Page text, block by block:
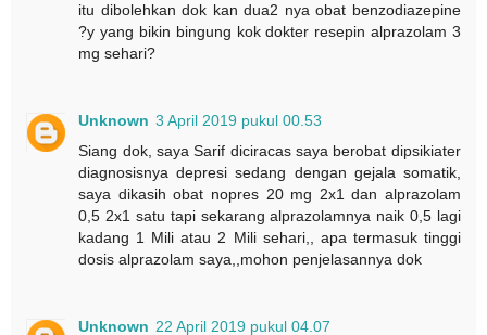
itu dibolehkan dok kan dua2 nya obat benzodiazepine
?y yang bikin bingung kok dokter resepin alprazolam 3
mg sehari?
Unknown 3 April 2019 pukul 00.53
Siang dok, saya Sarif diciracas saya berobat dipsikiater
diagnosisnya depresi sedang dengan gejala somatik,
saya dikasih obat nopres 20 mg 2x1 dan alprazolam
0,5 2x1 satu tapi sekarang alprazolamnya naik 0,5 lagi
kadang 1 Mili atau 2 Mili sehari,, apa termasuk tinggi
dosis alprazolam saya,,mohon penjelasannya dok
Unknown 22 April 2019 pukul 04.07